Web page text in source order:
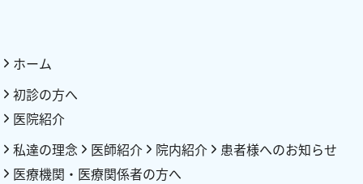
ホーム
初診の方へ
医院紹介
私達の理念
医師紹介 院内紹介
患者様へのお知らせ
医療機関・医療関係者の方へ